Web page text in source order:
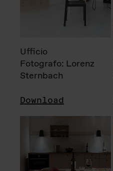
Ufficio
Fotografo: Lorenz
Sternbach
Download